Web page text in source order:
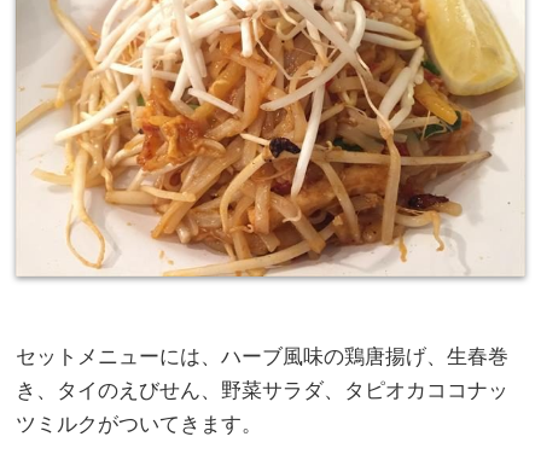
セットメニューには、ハーブ風味の鶏唐揚げ、生春巻
き、タイのえびせん、野菜サラダ、タピオカココナッ
ツミルクがついてきます。